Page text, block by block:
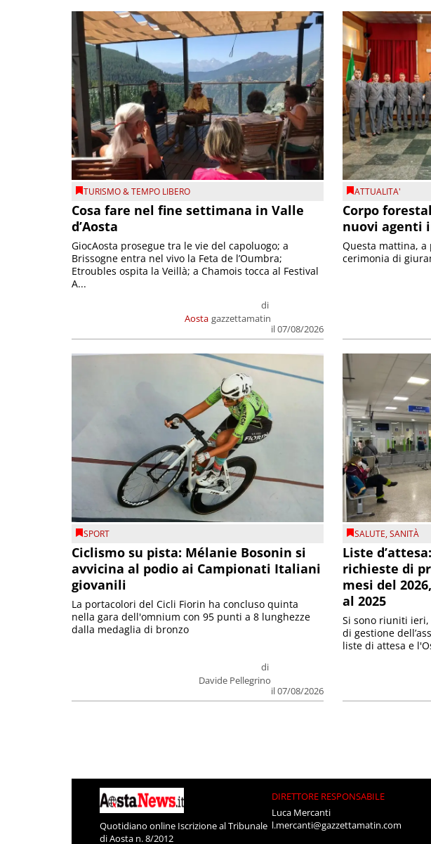
TURISMO & TEMPO LIBERO
Cosa fare nel fine settimana in Valle
d’Aosta
Aosta
di
gazzettamatin
il 07/08/2026
GiocAosta prosegue tra le vie del capoluogo; a
Brissogne entra nel vivo la Feta de l’Oumbra;
Etroubles ospita la Veillà; a Chamois tocca al Festival
A...
ATTUALITA'
Corpo
nuovi agenti
Questa mattina, a
cerimonia di
SPORT
Ciclismo su pista: Mélanie Bosonin si
avvicina al podio ai Campionati Italiani
giovanili
di
Davide Pellegrino
il 07/08/2026
La portacolori del Cicli Fiorin ha concluso quinta
nella gara dell'omnium con 95 punti a 8 lunghezze
dalla medaglia di bronzo
SALUTE,SANITÀ
Liste
richieste di
mesi del
al 2025
Si sono riuniti
di gestione
liste di attesa e
Quotidiano online Iscrizione al Tribunale
di Aosta n. 8/2012
DIRETTORE RESPONSABILE
Luca Mercanti
l.mercanti@gazzettamatin.com